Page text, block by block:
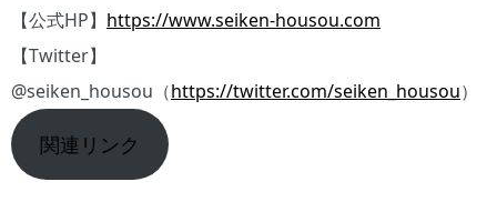
【公式HP】 https://www.seiken-housou.com
【Twitter】
@seiken_housou（https://twitter.com/seiken_housou）
関連リンク